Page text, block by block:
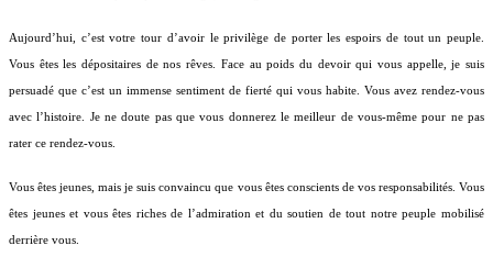
Aujourd’hui, c’est votre tour d’avoir le privilège de porter les espoirs de tout un peuple.
Vous êtes les dépositaires de nos rêves. Face au poids du devoir qui vous appelle, je suis
persuadé que c’est un immense sentiment de fierté qui vous habite. Vous avez rendez-vous
avec l’histoire. Je ne doute pas que vous donnerez le meilleur de vous-même pour ne pas
rater ce rendez-vous.
Vous êtes jeunes, mais je suis convaincu que vous êtes conscients de vos responsabilités. Vous
êtes jeunes et vous êtes riches de l’admiration et du soutien de tout notre peuple mobilisé
derrière vous.